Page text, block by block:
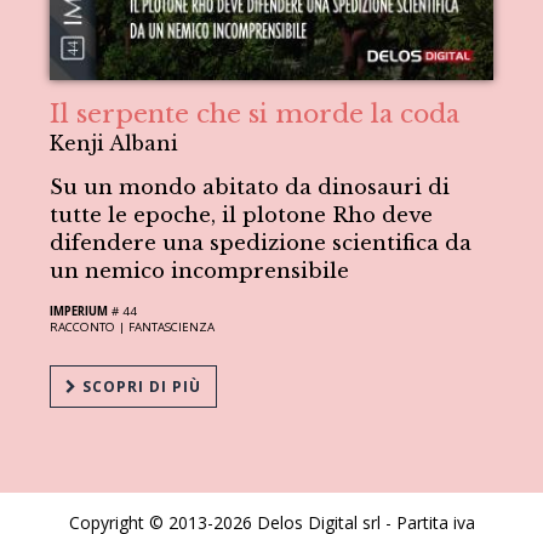
Il serpente che si morde la coda
Kenji Albani
Su un mondo abitato da dinosauri di
tutte le epoche, il plotone Rho deve
difendere una spedizione scientifica da
un nemico incomprensibile
IMPERIUM # 44
RACCONTO | FANTASCIENZA
SCOPRI DI PIÙ
Copyright © 2013-2026 Delos Digital srl - Partita iva